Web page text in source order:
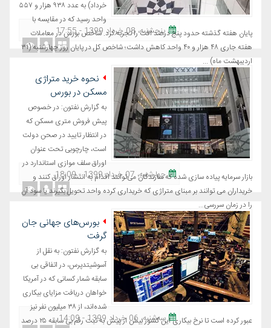
خرداد) به عدد ۹۳۸ هزار و ۵۵۷
واحد رسید که در مقایسه با
پایان هفته گذشته حدود پنج درصد افت را تجربه کرد.‌ شاخص بورس در معاملات
هفته جاری ۴۸ هزار و ۴۰ واحد کاهش داشت؛ شاخص کل در پایان روز چهارشنبه (۳۱
اردیبهشت ماه) ...
پنجشنبه، 08 خرداد 1399 - 17:55
نحوه خرید متراژی
مسکن در بورس
به گزارش نفتون: در خصوص
پیش فروش متری مسکن که
در انتظار تایید در صحن دولت
است، چارچوبی تحت عنوان
اوراق سلف موازی استاندارد در
بازار سرمایه پیاده سازی شده که سازندگان می‌توانند اقدام به انتشار اوراق کنند و
خریداران می توانند بر مبنای متراژی که خریداری کرده واحد تحویل بگیرند یا سود آن
را در زمان سررسی...
چهارشنبه، 07 خرداد 1399 - 18:09
بورس‌های جهانی جان
گرفت
به گزارش نفتون: به نقل از
آسوشیتدپرس، در اتفاقی بی
سابقه شمار کسانی که در آمریکا
خواهان دریافت مزایای بیکاری
شده‌اند، از ۳۸ میلیون نفر نیز
عبور کرده است تا نرخ بیکاری این کشور بیش از پیش به ثبت رقم بی سابقه ۲۵ درصد
ﺳﻪشنبه، 06 خرداد 1399 - 14:09